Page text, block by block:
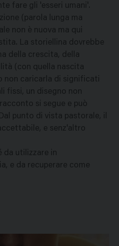
fare gli 'esseri umani'.
(parola lunga ma
non è nuova ma qui
La storiellina dovrebbe
della crescita, della
(con quella nascita
non caricarla di significati
fissi, un disegno non
si segue e può
punto di vista pastorale, il
e senz'altro
da utilizzare in
e da recuperare come